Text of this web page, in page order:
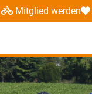
Mitglied werden